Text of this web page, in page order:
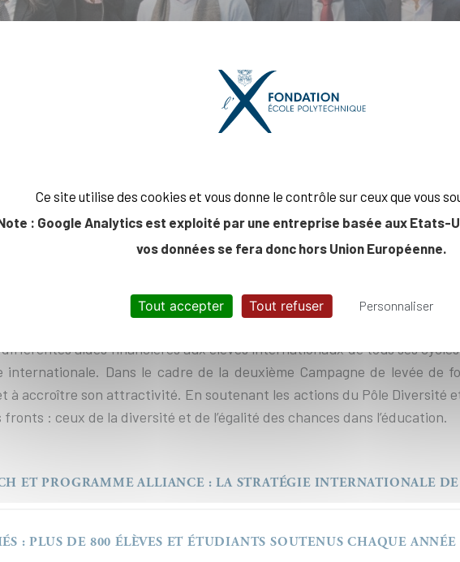
parmi les meilleurs établissements mondiaux, l’École
de haut niveau, à attirer les meilleurs talents et à
préparant à leurs futures responsabilités d’acteurs globaux. Pour
aides financières aux élèves internationaux de tous ses
internationale. Dans le cadre de la deuxième Campagne de levée
à accroître son attractivité. En soutenant les actions du Pôle Diversité
: ceux de la diversité et de l’égalité des chances dans l’éducation.
ET PROGRAMME ALLIANCE : LA STRATÉGIE INTERNATIONALE
: PLUS DE 800 ÉLÈVES ET ÉTUDIANTS SOUTENUS CHAQUE ANNÉE
Ce site utilise des cookies et vous donne le contrôle sur ceux que vous
: Google Analytics est exploité par une entreprise basée aux Etats-
vos données se fera donc hors Union Européenne.
Tout accepter Tout refuser Personnaliser